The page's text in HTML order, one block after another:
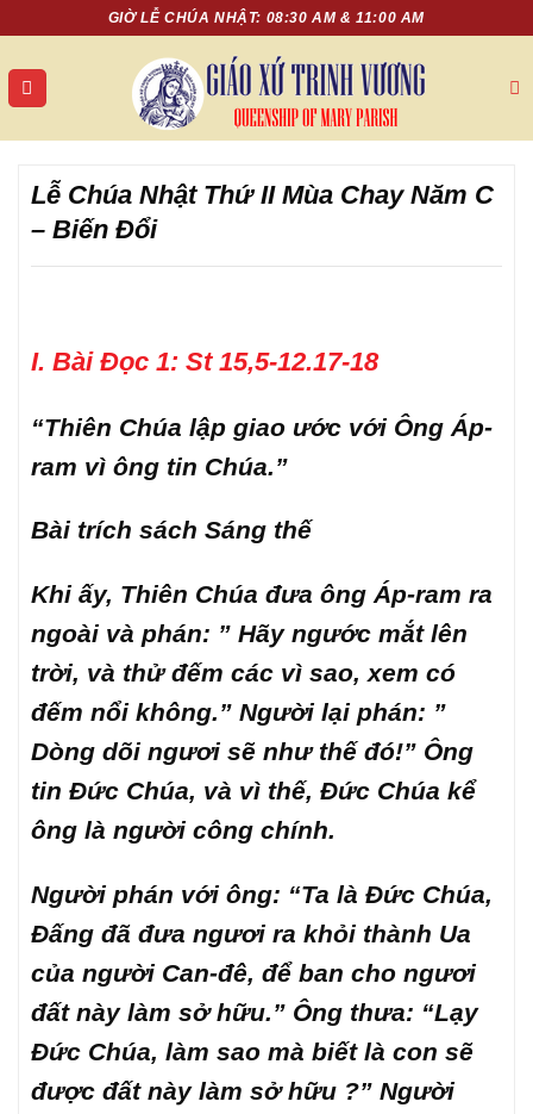
nội
dung
GIỜ LỄ CHÚA NHẬT: 08:30 AM & 11:00 AM
Lễ Chúa Nhật Thứ II Mùa Chay Năm C
– Biến Đổi
I. Bài Đọc 1: St 15,5-12.17-18
“Thiên Chúa lập giao ước với Ông Áp-
ram vì ông tin Chúa.”
Bài trích sách Sáng thế
Khi ấy, Thiên Chúa đưa ông Áp-ram ra
ngoài và phán: ” Hãy ngước mắt lên
trời, và thử đếm các vì sao, xem có
đếm nổi không.” Người lại phán: ”
Dòng dõi ngươi sẽ như thế đó!” Ông
tin Đức Chúa, và vì thế, Đức Chúa kể
ông là người công chính.
Người phán với ông: “Ta là Đức Chúa,
Đấng đã đưa ngươi ra khỏi thành Ua
của người Can-đê, để ban cho ngươi
đất này làm sở hữu.” Ông thưa: “Lạy
Đức Chúa, làm sao mà biết là con sẽ
được đất này làm sở hữu ?” Người